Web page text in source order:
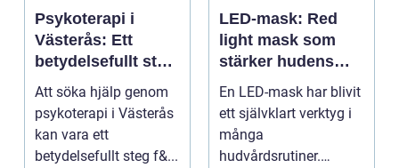
Psykoterapi i
Västerås: Ett
betydelsefullt steg
för att
åstadkomma
förändringar
Att söka hjälp genom
psykoterapi i Västerås
kan vara ett
betydelsefullt steg f&...
LED-mask: Red
light mask som
stärker hudens
naturliga balans
En LED-mask har blivit
ett självklart verktyg i
många
hudvårdsrutiner.